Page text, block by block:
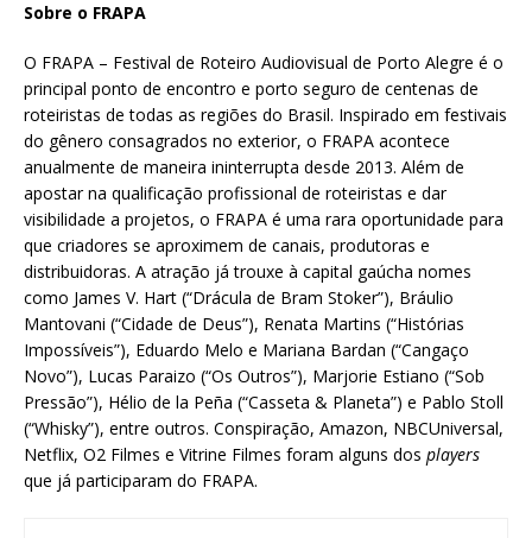
Sobre o FRAPA
O FRAPA – Festival de Roteiro Audiovisual de Porto Alegre é o
principal ponto de encontro e porto seguro de centenas de
roteiristas de todas as regiões do Brasil. Inspirado em festivais
do gênero consagrados no exterior, o FRAPA acontece
anualmente de maneira ininterrupta desde 2013. Além de
apostar na qualificação profissional de roteiristas e dar
visibilidade a projetos, o FRAPA é uma rara oportunidade para
que criadores se aproximem de canais, produtoras e
distribuidoras. A atração já trouxe à capital gaúcha nomes
como James V. Hart (“Drácula de Bram Stoker”), Bráulio
Mantovani (“Cidade de Deus”), Renata Martins (“Histórias
Impossíveis”), Eduardo Melo e Mariana Bardan (“Cangaço
Novo”), Lucas Paraizo (“Os Outros”), Marjorie Estiano (“Sob
Pressão”), Hélio de la Peña (“Casseta & Planeta”) e Pablo Stoll
(“Whisky”), entre outros. Conspiração, Amazon, NBCUniversal,
Netflix, O2 Filmes e Vitrine Filmes foram alguns dos players
que já participaram do FRAPA.